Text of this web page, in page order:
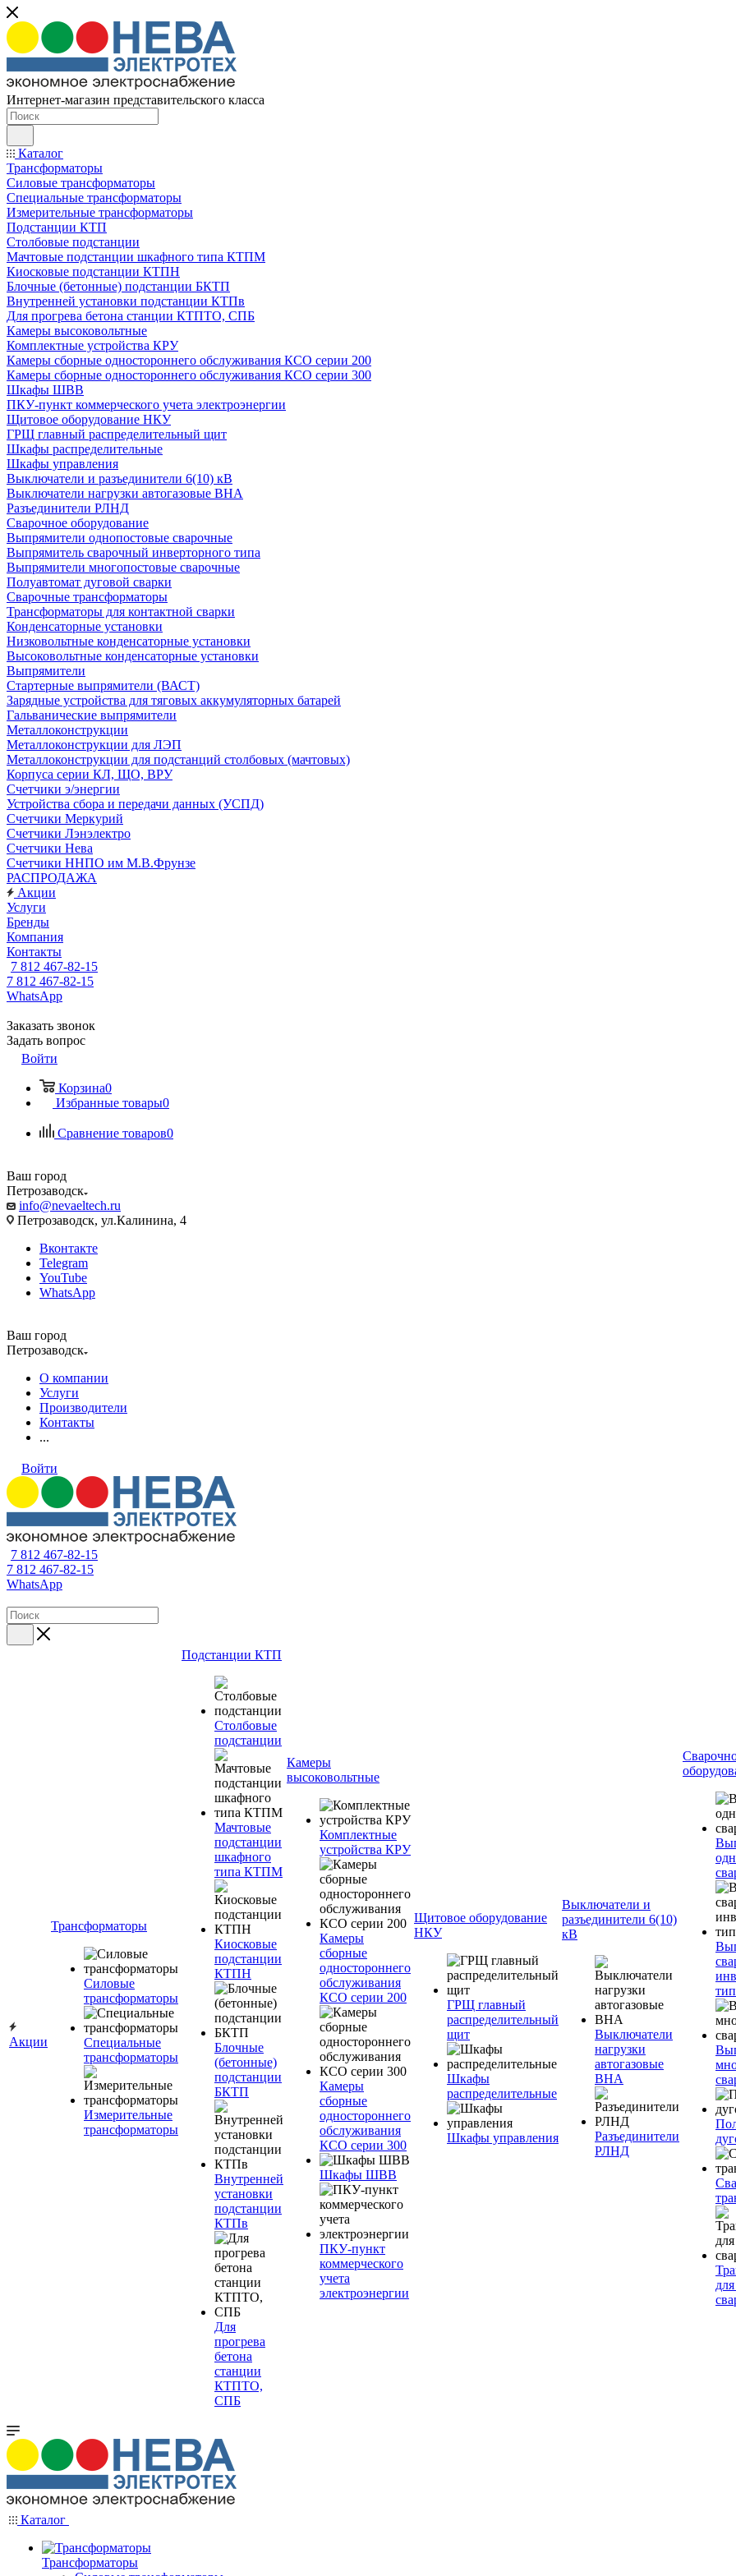
Интернет-магазин представительского класса
Каталог
Трансформаторы
Силовые трансформаторы
Специальные трансформаторы
Измерительные трансформаторы
Подстанции КТП
Столбовые подстанции
Мачтовые подстанции шкафного типа КТПМ
Киосковые подстанции КТПН
Блочные (бетонные) подстанции БКТП
Внутренней установки подстанции КТПв
Для прогрева бетона станции КТПТО, СПБ
Камеры высоковольтные
Комплектные устройства КРУ
Камеры сборные одностороннего обслуживания КСО серии 200
Камеры сборные одностороннего обслуживания КСО серии 300
Шкафы ШВВ
ПКУ-пункт коммерческого учета электроэнергии
Щитовое оборудование НКУ
ГРЩ главный распределительный щит
Шкафы распределительные
Шкафы управления
Выключатели и разъединители 6(10) кВ
Выключатели нагрузки автогазовые ВНА
Разъединители РЛНД
Сварочное оборудование
Выпрямители однопостовые сварочные
Выпрямитель сварочный инверторного типа
Выпрямители многопостовые сварочные
Полуавтомат дуговой сварки
Сварочные трансформаторы
Трансформаторы для контактной сварки
Конденсаторные установки
Низковольтные конденсаторные установки
Высоковольтные конденсаторные установки
Выпрямители
Стартерные выпрямители (ВАСТ)
Зарядные устройства для тяговых аккумуляторных батарей
Гальванические выпрямители
Металлоконструкции
Металлоконструкции для ЛЭП
Металлоконструкции для подстанций столбовых (мачтовых)
Корпуса серии КЛ, ЩО, ВРУ
Счетчики э/энергии
Устройства сбора и передачи данных (УСПД)
Счетчики Меркурий
Счетчики Лэнэлектро
Счетчики Нева
Счетчики ННПО им М.В.Фрунзе
РАСПРОДАЖА
Акции
Услуги
Бренды
Компания
Контакты
7 812 467-82-15
7 812 467-82-15
WhatsApp
Заказать звонок
Задать вопрос
Войти
Корзина0
Избранные товары0
Сравнение товаров0
Ваш город
Петрозаводск
info@nevaeltech.ru
Петрозаводск, ул.Калинина, 4
Вконтакте
Telegram
YouTube
WhatsApp
Ваш город
Петрозаводск
О компании
Услуги
Производители
Контакты
...
Войти
7 812 467-82-15
7 812 467-82-15
WhatsApp
Акции
Трансформаторы
Силовые
трансформаторы
Специальные
трансформаторы
Измерительные
трансформаторы
Подстанции КТП
Столбовые
подстанции
Мачтовые
подстанции
шкафного
типа КТПМ
Киосковые
подстанции
КТПН
Блочные
(бетонные)
подстанции
БКТП
Внутренней
установки
подстанции
КТПв
Для
прогрева
бетона
станции
КТПТО,
СПБ
Камеры
высоковольтные
Комплектные
устройства КРУ
Камеры
сборные
одностороннего
обслуживания
КСО серии 200
Камеры
сборные
одностороннего
обслуживания
КСО серии 300
Шкафы ШВВ
ПКУ-пункт
коммерческого
учета
электроэнергии
Щитовое оборудование
НКУ
ГРЩ главный
распределительный
щит
Шкафы
распределительные
Шкафы управления
Выключатели и
разъединители 6(10)
кВ
Выключатели
нагрузки
автогазовые
ВНА
Разъединители
РЛНД
Каталог
Трансформаторы